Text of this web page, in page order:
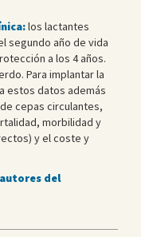
los lactantes
segundo año de vida
a los 4 años.
Para implantar la
estos datos además
cepas circulantes,
morbilidad y
y el coste y
del